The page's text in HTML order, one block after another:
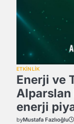
ETKİNLİK
Enerji ve
Alparslan
enerji
byMustafa Fazlıoğlu